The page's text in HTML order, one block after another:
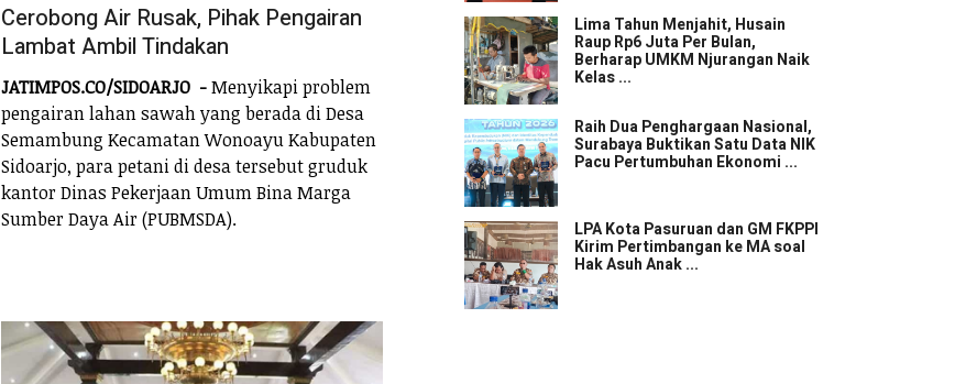
Cerobong Air Rusak, Pihak Pengairan
Lambat Ambil Tindakan
JATIMPOS.CO/SIDOARJO -Menyikapi problem
pengairan lahan sawah yang berada di Desa
Semambung Kecamatan Wonoayu Kabupaten
Sidoarjo, para petani di desa tersebut gruduk
kantor Dinas Pekerjaan Umum Bina Marga
Sumber Daya Air (PUBMSDA).
Lima Tahun Menjahit, Husain
Raup Rp6 Juta Per Bulan,
Berharap UMKM Njurangan Naik
Kelas ...
Raih Dua Penghargaan Nasional,
Surabaya Buktikan Satu Data NIK
Pacu Pertumbuhan Ekonomi ...
LPA Kota Pasuruan dan GM FKPPI
Kirim Pertimbangan ke MA soal
Hak Asuh Anak ...